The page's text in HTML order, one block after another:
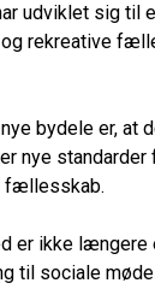
udviklet sig til
rekreative
bydele er, at
nye standarder
fællesskab.
er ikke længere
til sociale